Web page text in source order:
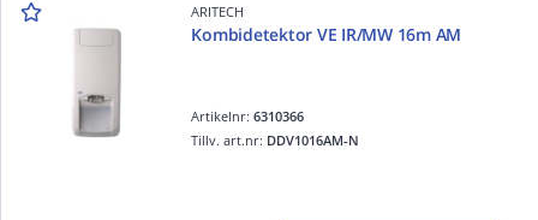
ARITECH
Kombidetektor VE IR/MW 16m AM
Artikelnr:6310366
Tillv. art.nr: DDV1016AM-N